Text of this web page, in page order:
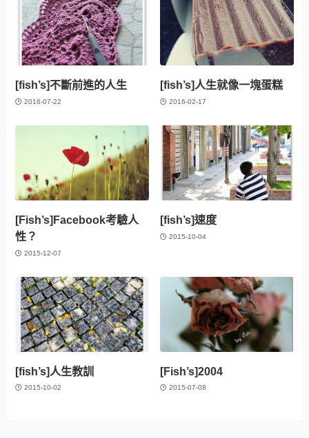
[fish’s]不斷前進的人生
2016-07-22
[fish’s]人生就像一塊蛋糕
2016-02-17
[Fish’s]Facebook考驗人
性？
2015-12-07
[fish’s]速度
2015-10-04
[fish’s]人生教訓
2015-10-02
[Fish’s]2004
2015-07-08